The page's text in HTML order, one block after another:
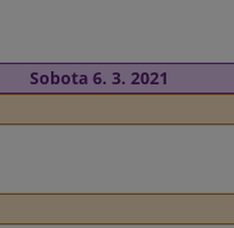
Sobota 6. 3. 2021